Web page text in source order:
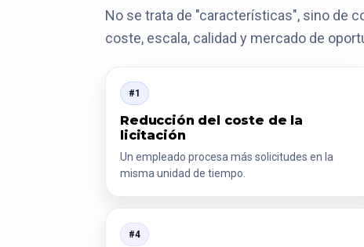
No se trata de "características", sino de
coste, escala, calidad y mercado de
#1
Reducción del coste de la
licitación
Un empleado procesa más solicitudes en la
misma unidad de tiempo.
#4